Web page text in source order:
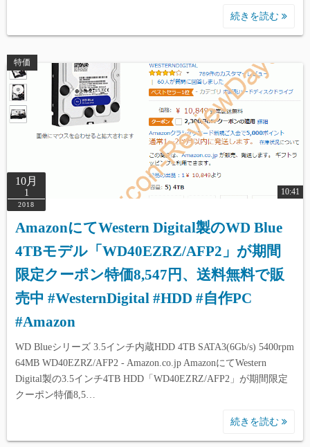
続きを読む
特価
10月
1
2018
10:41
AmazonにてWestern Digital製のWD Blue
4TBモデル「WD40EZRZ/AFP2」が期間
限定クーポン特価8,547円、送料無料で販
売中 #WesternDigital #HDD #自作PC
#Amazon
WD Blueシリーズ 3.5インチ内蔵HDD 4TB SATA3(6Gb/s) 5400rpm
64MB WD40EZRZ/AFP2 - Amazon.co.jp AmazonにてWestern
Digital製の3.5インチ4TB HDD「WD40EZRZ/AFP2」が期間限定
クーポン特価8,5…
続きを読む